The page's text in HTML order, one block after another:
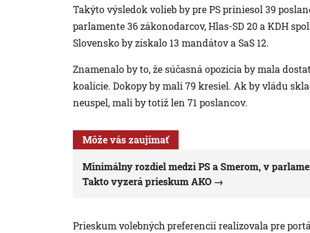
Takýto výsledok volieb by pre PS priniesol 39
parlamente 36 zákonodarcov, Hlas-SD 20 a KDH
Slovensko by získalo 13 mandátov a SaS 12.
Znamenalo by to, že súčasná opozícia by mala
koalície. Dokopy by mali 79 kresiel. Ak by vládu
neuspel, mali by totiž len 71 poslancov.
Môže vás zaujímať
Minimálny rozdiel medzi PS a Smerom, v
Takto vyzerá prieskum AKO
Prieskum volebných preferencií realizovala pre